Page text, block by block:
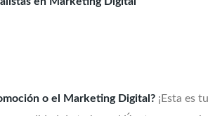
o el Marketing Digital? ¡Esta es tu